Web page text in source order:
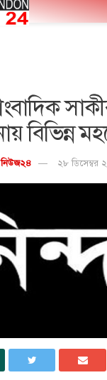
বিভিন্ন
২৮ ডিসেম্বর